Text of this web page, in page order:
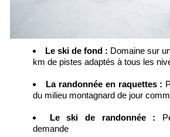
Le ski de fond : Domaine sur
km de pistes adaptés à tous les
La randonnée en raquettes :
du milieu montagnard de jour
Le ski de randonnée :
demande